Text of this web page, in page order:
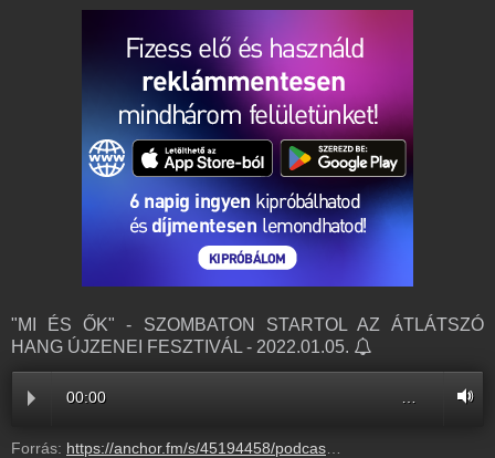
"MI ÉS ŐK" - SZOMBATON STARTOL AZ ÁTLÁTSZÓ
HANG ÚJZENEI FESZTIVÁL - 2022.01.05.
00:00
Forrás: https://anchor.fm/s/45194458/podcast/play/45716434/https%3A%2F%2Fd3ctxlq1ktw2nl.cloudfront.net%2Fstaging%2F2022-01-05%2Fec9e3939500577dd5d5c183f606780e5.m4a